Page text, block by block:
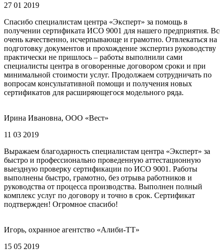
27 01 2019
Спасибо специалистам центра «Эксперт» за помощь в
получении сертификата ИСО 9001 для нашего предприятия.
очень качественно, исчерпывающе и грамотно. Отвлекаться на
подготовку документов и прохождение экспертиз руководству
практически не пришлось – работы выполнили сами
специалисты центра в оговоренные договором сроки и при
минимальной стоимости услуг. Продолжаем сотрудничать по
вопросам консультативной помощи и получения новых
сертификатов для расширяющегося модельного ряда.
Ирина Ивановна, ООО «Вест»
11 03 2019
Выражаем благодарность специалистам центра «Эксперт» за
быстро и профессионально проведенную аттестационную
выездную проверку сертификации по ИСО 9001. Работы
выполнены быстро, грамотно, без отрыва работников и
руководства от процесса производства. Выполнен полный
комплекс услуг по договору и точно в срок. Сертификат
подтвержден! Огромное спасибо!
Игорь, охранное агентство «Алиби-ТТ»
15 05 2019